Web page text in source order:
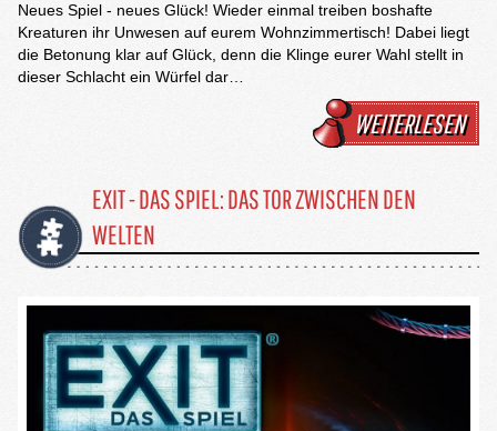
Neues Spiel - neues Glück! Wieder einmal treiben boshafte
Kreaturen ihr Unwesen auf eurem Wohnzimmertisch! Dabei liegt
die Betonung klar auf Glück, denn die Klinge eurer Wahl stellt in
dieser Schlacht ein Würfel dar…
WEITERLESEN
EXIT - DAS SPIEL: DAS TOR ZWISCHEN DEN
WELTEN